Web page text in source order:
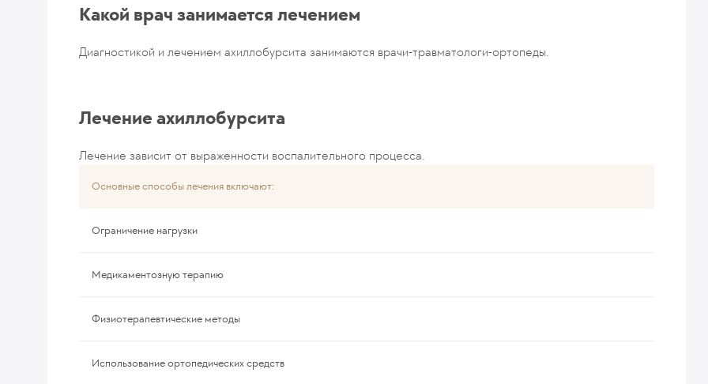
Какой врач занимается лечением
Диагностикой и лечением ахиллобурсита занимаются врачи-травматологи-ортопеды.
Лечение ахиллобурсита
Лечение зависит от выраженности воспалительного процесса.
Основные способы лечения включают:
Ограничение нагрузки
Медикаментозную терапию
Физиотерапевтические методы
Использование ортопедических средств